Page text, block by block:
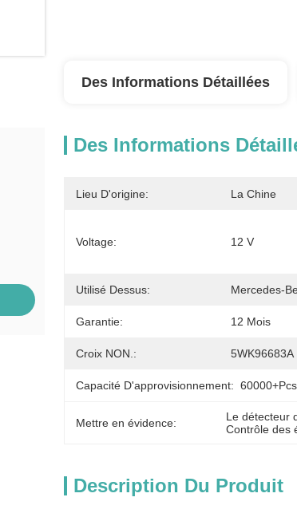
Des Informations Détaillées
Des Informations
Lieu D'origine: La Chine
Voltage: 12 V
Utilisé Dessus: Mercedes-
Garantie: 12 Mois
Croix NON.: 5WK96683A
Capacité D'approvisionnement:
Mettre en évidence: Le détecteur
Contrôle des
Description Du Produit